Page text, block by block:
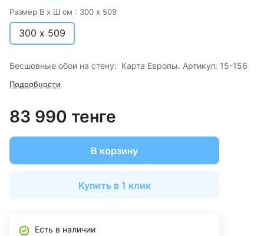
Размер В х Ш см : 300 х 509
300 х 509
Бесшовные обои на стену: Карта Европы. Артикул: 15-156
Подробности
83 990 тенге
В корзину
Купить в 1 клик
Есть в наличии